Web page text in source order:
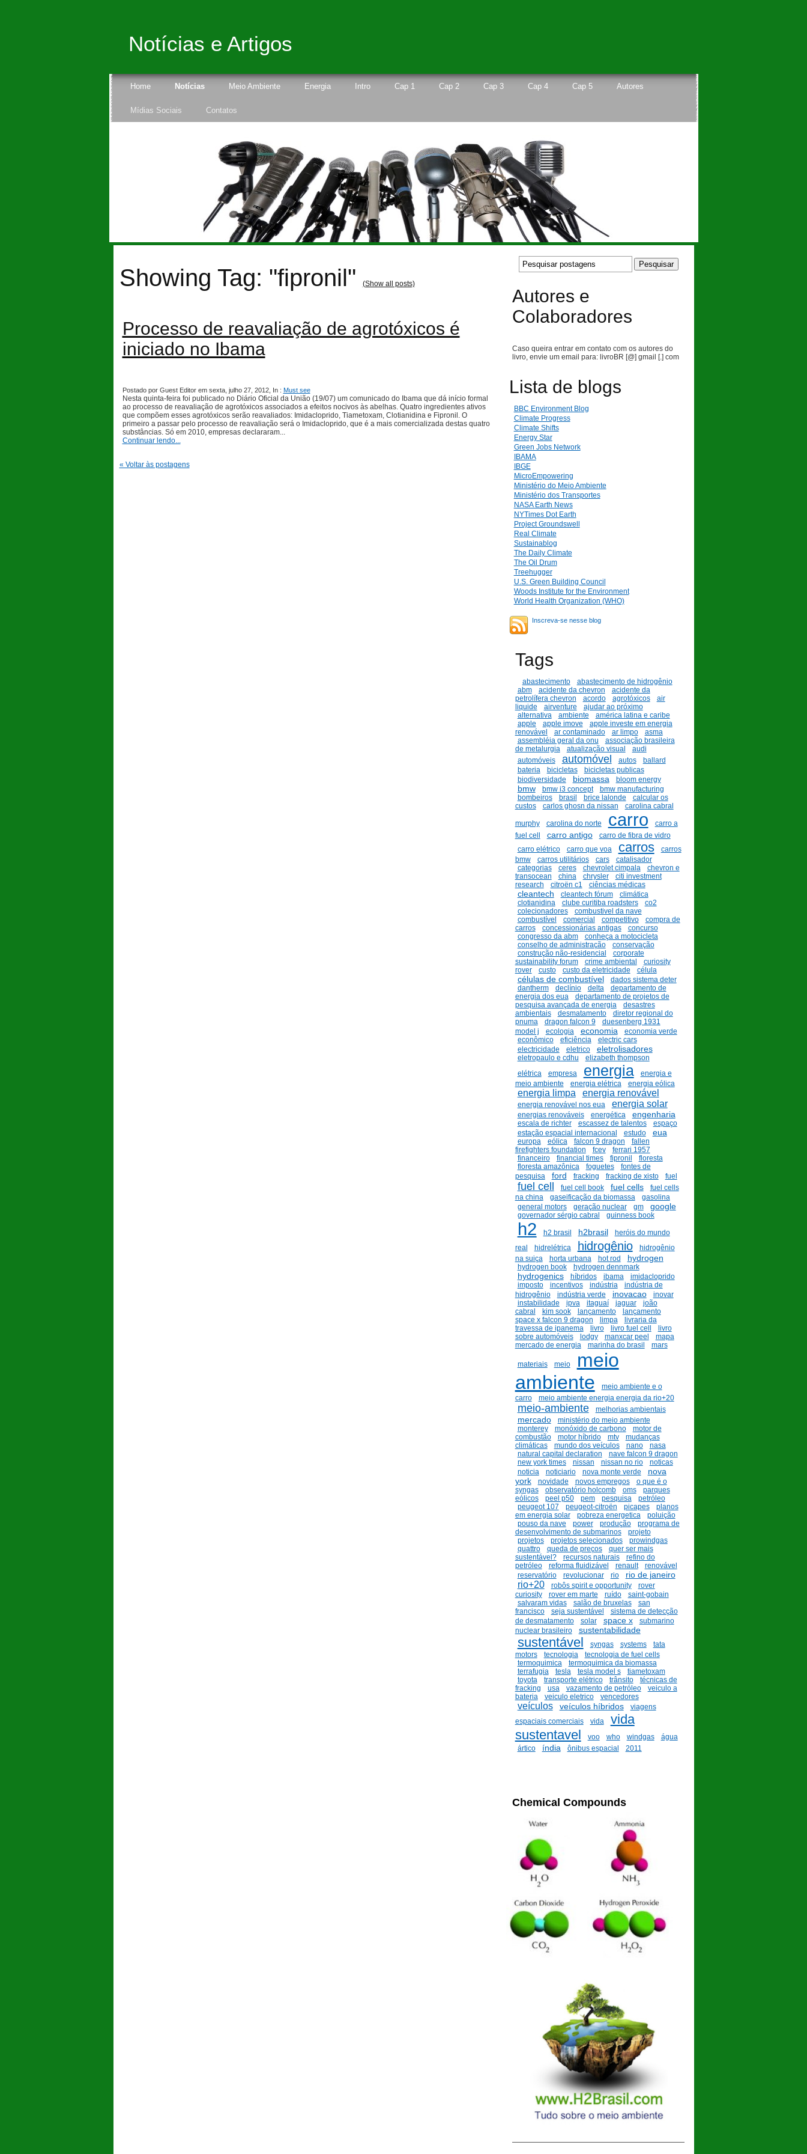
Notícias e Artigos
Home Notícias Meio Ambiente Energia Intro Cap 1 Cap 2 Cap 3 Cap 4 Cap 5 Autores
Mídias Sociais Contatos
Showing Tag: "fipronil" (Show all posts)
Processo de reavaliação de agrotóxicos é
iniciado no Ibama
Postado por Guest Editor em sexta, julho 27, 2012, In : Must see
Nesta quinta-feira foi publicado no Diário Oficial da União (19/07) um comunicado do Ibama que dá início formal
ao processo de reavaliação de agrotóxicos associados a efeitos nocivos às abelhas. Quatro ingredientes ativos
que compõem esses agrotóxicos serão reavaliados: Imidacloprido, Tiametoxam, Clotianidina e Fipronil. O
primeiro a passar pelo processo de reavaliação será o Imidacloprido, que é a mais comercializada destas quatro
substâncias. Só em 2010, empresas declararam...
Continuar lendo...
« Voltar às postagens
Autores e
Colaboradores
Caso queira entrar em contato com os autores do
livro, envie um email para: livroBR [@] gmail [.] com
Lista de blogs
BBC Environment Blog
Climate Progress
Climate Shifts
Energy Star
Green Jobs Network
IBAMA
IBGE
MicroEmpowering
Ministério do Meio Ambiente
Ministério dos Transportes
NASA Earth News
NYTimes Dot Earth
Project Groundswell
Real Climate
Sustainablog
The Daily Climate
The Oil Drum
Treehugger
U.S. Green Building Council
Woods Institute for the Environment
World Health Organization (WHO)
Inscreva-se nesse blog
Tags
abastecimento
abastecimento de hidrogênio
abm
acidente da chevron
acidente da
petrolífera chevron
acordo agrotóxicos
air
liquide
airventure
ajudar ao próximo
alternativa
ambiente
américa latina e caribe
apple
apple imove
apple investe em energia
renovável
ar contaminado ar limpo
asma
assembléia geral da onu
associação brasileira
de metalurgia
atualização visual
audi
automóveis
automóvel autos
ballard
bateria
bicicletas
bicicletas publicas
biodiversidade
biomassa bloom energy
bmw bmw i3 concept
bmw manufacturing
bombeiros
brasil brice lalonde
calcular os
custos
carlos ghosn da nissan carolina cabral
murphy carolina do norte carro
carro a
fuel cell
carro antigo
carro de fibra de vidro
carro elétrico
carro que voa carros
carros
bmw
carros utilitários cars
catalisador
categorias
ceres chevrolet cimpala
chevron e
transocean
china chrysler
citi investment
research
citroën c1 ciências médicas
cleantech cleantech fórum
climática
clotianidina
clube curitiba roadsters
co2
colecionadores
combustivel da nave
combustível
comercial competitivo
compra de
carros
concessionárias antigas
concurso
congresso da abm
conheça a motocicleta
conselho de administração
conservação
construção não-residencial
corporate
sustainability forum
crime ambiental
curiosity
rover
custo custo da eletricidade célula
células de combustível
dados sistema deter
dantherm
declínio delta
departamento de
energia dos eua
departamento de projetos de
pesquisa avançada de energia
desastres
ambientais
desmatamento
diretor regional do
pnuma
dragon falcon 9
duesenberg 1931
model j
ecologia economia
economia verde
econômico
eficiência
electric cars
electricidade
eletrico eletrolisadores
eletropaulo e cdhu
elizabeth thompson
elétrica
empresa energia
energia e
meio ambiente
energia elétrica energia eólica
energia limpa energia renovável
energia renovável nos eua energia solar
energias renováveis energética engenharia
escala de richter escassez de talentos
espaço
estação espacial internacional
estudo eua
europa eólica falcon 9 dragon
fallen
firefighters foundation
fcev
ferrari 1957
financeiro
financial times fipronil
floresta
floresta amazônica
foguetes
fontes de
pesquisa
ford fracking fracking de xisto fuel
fuel cell fuel cell book fuel cells
fuel cells
na china
gaseificação da biomassa
gasolina
general motors
geração nuclear gm google
governador sérgio cabral guinness book
h2 h2 brasil h2brasil
heróis do mundo
real
hidrelétrica hidrogênio
hidrogênio
na suiça
horta urbana hot rod hydrogen
hydrogen book hydrogen dennmark
hydrogenics híbridos ibama
imidacloprido
imposto
incentivos indústria
indústria de
hidrogênio
indústria verde inovacao
inovar
instabilidade
ipva itaguaí jaguar
joão
cabral
kim sook lançamento
lançamento
space x falcon 9 dragon
limpa
livraria da
travessa de ipanema
livro livro fuel cell
livro
sobre automóveis
lodgy manxcar peel
mapa
mercado de energia
marinha do brasil mars
materiais meio
meio
ambiente
meio ambiente e o
carro
meio ambiente energia energia da rio+20
meio-ambiente melhorias ambientais
mercado
ministério do meio ambiente
monterey
monóxido de carbono
motor de
combustão
motor híbrido mtv
mudanças
climáticas
mundo dos veículos nano
nasa
natural capital declaration
nave falcon 9 dragon
new york times
nissan nissan no rio
noticas
noticia
noticiario nova monte verde
nova
york
novidade novos empregos
o que é o
syngas
observatório holcomb oms
parques
eólicos
peel p50 pem pesquisa
petróleo
peugeot 107
peugeot-citroën picapes
planos
em energia solar
pobreza energetica
poluição
pouso da nave
power produção
programa de
desenvolvimento de submarinos
projeto
projetos
projetos selecionados
prowindgas
quattro
queda de preços
quer ser mais
sustentável?
recursos naturais
refino do
petróleo
reforma fluidizável renault
renovável
reservatório
revolucionar rio rio de janeiro
rio+20 robôs spirit e opportunity
rover
curiosity
rover em marte ruído
saint-gobain
salvaram vidas
salão de bruxelas
san
francisco
seja sustentável
sistema de detecção
de desmatamento
solar space x
submarino
nuclear brasileiro
sustentabilidade
sustentável syngas systems
tata
motors
tecnologia
tecnologia de fuel cells
termoquimica
termoquimica da biomassa
terrafugia
tesla tesla model s
tiametoxam
toyota
transporte elétrico trânsito
técnicas de
fracking
usa vazamento de petróleo
veiculo a
bateria
veiculo eletrico vencedores
veículos veículos híbridos
viagens
espaciais comerciais
vida
vida
sustentavel
voo who windgas
água
ártico
índia ônibus espacial 2011
Chemical Compounds